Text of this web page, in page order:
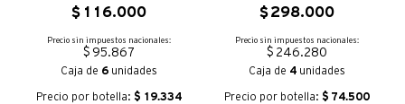
$ 116.000
Precio sin impuestos nacionales:
$ 95.867
Caja de 6 unidades
Precio por botella: $ 19.334
$ 298.000
Precio sin impuestos nacionales:
$ 246.280
Caja de 4 unidades
Precio por botella: $ 74.500